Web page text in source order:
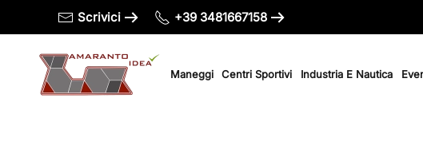
Scrivici +39 3481667158
Maneggi Centri Sportivi Industria E Nautica